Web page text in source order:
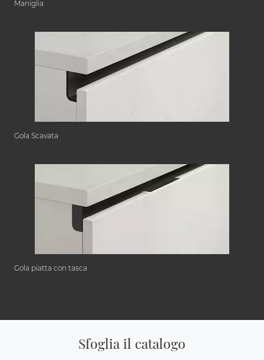
Maniglia
Gola Scavata
Gola piatta con tasca
Sfoglia il catalogo